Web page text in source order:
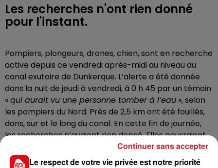
Les recherches n'ont rien donné
pour l'instant.
Pompiers, plongeurs, drones, chien, sont en recherche
active depuis ce vendredi après-midi au niveau du
canal exutoire de Dunkerque. L’alerte a été donnée
dans la nuit de jeudi à vendredi, à 0 h 45 par un témoin
«qui aurait vu une personne tomber à l’eau », selon
les pompiers du Nord. Près de 2,5 km ont été fouillés,
dans, sur et le long du canal. En cette fin de journée,
les recherches n’avaient rien donné. Elles pourraient
Le respect de votre vie privée est notre priorité
Continuer sans accepter